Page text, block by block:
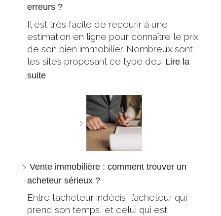
erreurs ?
Il est très facile de recourir à une
estimation en ligne pour connaître le prix
de son bien immobilier. Nombreux sont
les sites proposant ce type de… Lire la
suite
Vente immobilière : comment trouver un
acheteur sérieux ?
Entre l’acheteur indécis, l’acheteur qui
prend son temps, et celui qui est